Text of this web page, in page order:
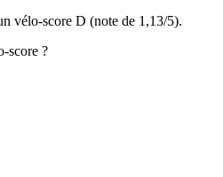
vélo-score D (note de 1,13/5).
score ?